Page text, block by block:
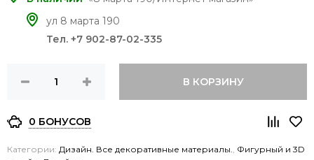
ул 8 марта 190
Тел. +7 902-87-02-335
В КОРЗИНУ
0 БОНУСОВ
Категории: Дизайн. Все декоративные материалы., Фигурный и 3D